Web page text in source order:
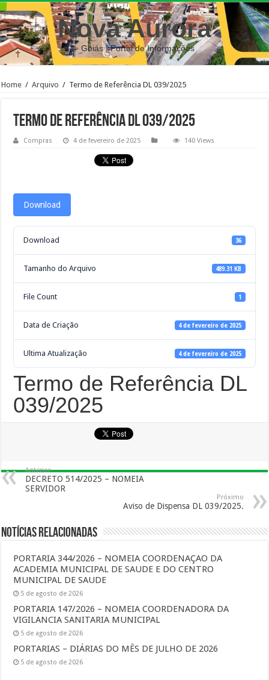
Nova Aurora
– Goiás | Portal de Informações
Home / Arquivo / Termo de Referência DL 039/2025
Termo de Referência DL 039/2025
Compras 4 de fevereiro de 2025 140 Views
Download
Download 36
Tamanho do Arquivo 489.31 KB
File Count 1
Data de Criação 4 de fevereiro de 2025
Ultima Atualização 4 de fevereiro de 2025
Termo de Referência DL
039/2025
Anterior
DECRETO 514/2025 – NOMEIA
SERVIDOR
Próximo
Aviso de Dispensa DL 039/2025.
Notícias Relacionadas
PORTARIA 344/2026 – NOMEIA COORDENAÇAO DA
ACADEMIA MUNICIPAL DE SAUDE E DO CENTRO
MUNICIPAL DE SAUDE
5 de agosto de 2026
PORTARIA 147/2026 – NOMEIA COORDENADORA DA
VIGILANCIA SANITARIA MUNICIPAL
5 de agosto de 2026
PORTARIAS – DIÁRIAS DO MÊS DE JULHO DE 2026
5 de agosto de 2026